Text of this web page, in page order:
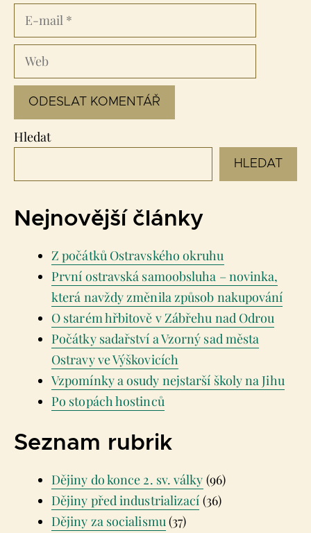
E-
mail
Web
Hledat
HLEDAT
Nejnovější články
Z počátků Ostravského okruhu
První ostravská samoobsluha – novinka,
která navždy změnila způsob nakupování
O starém hřbitově v Zábřehu nad Odrou
Počátky sadařství a Vzorný sad města
Ostravy ve Výškovicích
Vzpomínky a osudy nejstarší školy na Jihu
Po stopách hostinců
Seznam rubrik
Dějiny do konce 2. sv. války (96)
Dějiny před industrializací (36)
Dějiny za socialismu(37)